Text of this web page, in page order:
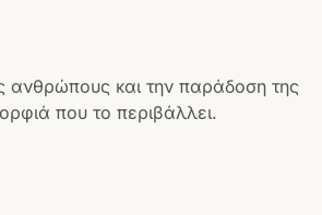
ανθρώπους και την παράδοση της
που το περιβάλλει.